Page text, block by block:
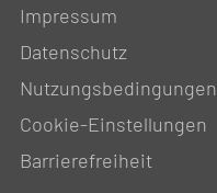
Impressum
Datenschutz
Nutzungsbedingungen
Cookie-Einstellungen
Barrierefreiheit